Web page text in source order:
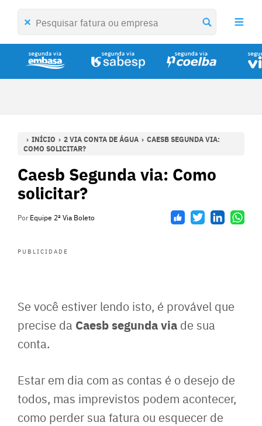
INÍCIO 2 VIA CONTA DE ÁGUA
CAESB SEGUNDA VIA:
COMO SOLICITAR?
Caesb Segunda via: Como
solicitar?
PorEquipe 2ª Via Boleto
PUBLICIDADE
Se você estiver lendo isto, é provável que
precise da Caesb segunda via de sua
conta.
Estar em dia com as contas é o desejo de
todos, mas imprevistos podem acontecer,
como perder sua fatura ou esquecer de